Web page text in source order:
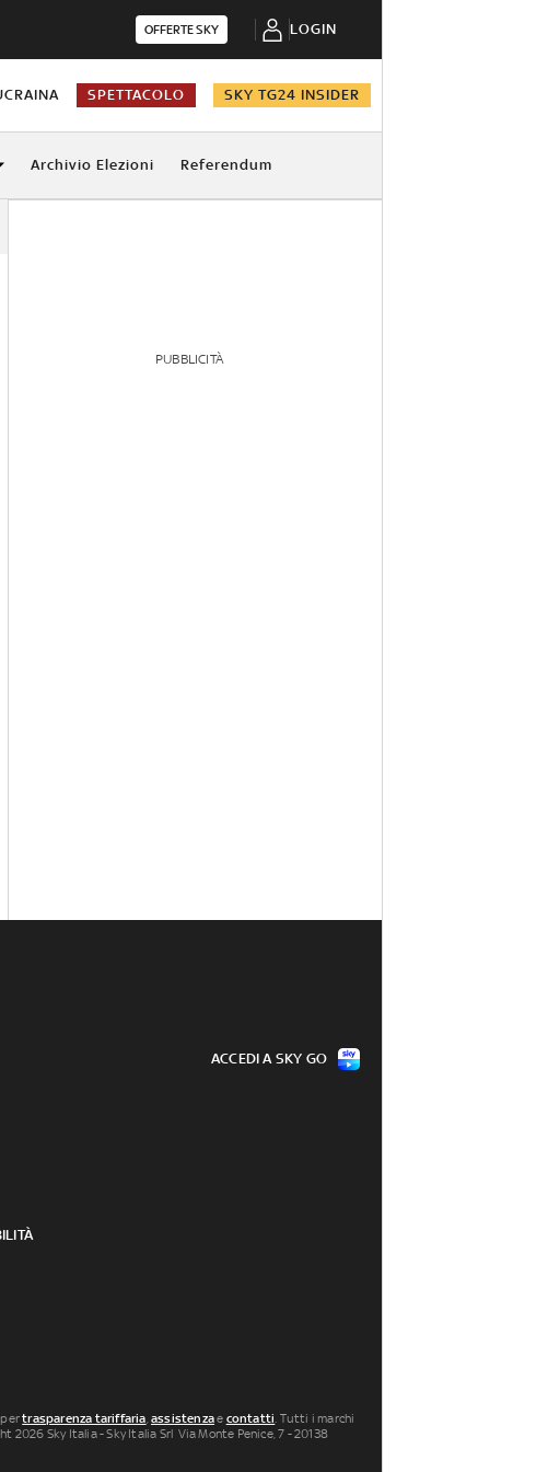
OFFERTE SKY LOGIN
SPETTACOLO SKY TG24 INSIDER
Archivio Elezioni Referendum
PUBBLICITÀ
ACCEDI A SKY GO
pertrasparenza tariffaria,assistenzae contatti. Tutti i marchi
Sky Italia - Sky Italia Srl Via Monte Penice, 7 - 20138